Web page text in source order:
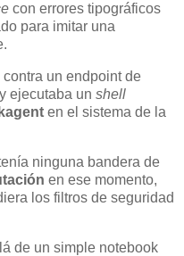
con errores tipográficos
para imitar una
contra un endpoint de
ejecutaba un shell
kagent en el sistema de la
ninguna bandera de
en ese momento,
los filtros de seguridad
de un simple notebook